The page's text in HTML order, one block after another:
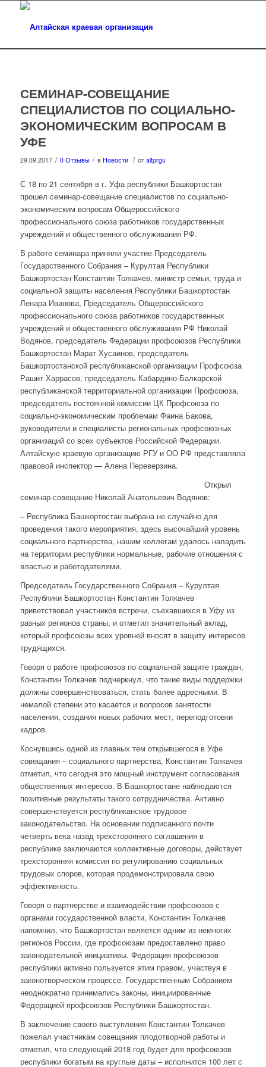
СЕМИНАР-СОВЕЩАНИЕ
СПЕЦИАЛИСТОВ ПО СОЦИАЛЬНО-
ЭКОНОМИЧЕСКИМ ВОПРОСАМ В
УФЕ
29.09.2017 / 0 Отзывы / в Новости / от altprgu
С 18 по 21 сентября в г. Уфа республики Башкортостан
прошел семинар-совещание специалистов по социально-
экономическим вопросам Общероссийского
профессионального союза работников государственных
учреждений и общественного обслуживания РФ.
В работе семинара приняли участие Председатель
Государственного Собрания – Курултая Республики
Башкортостан Константин Толкачев, министр семьи, труда и
социальной защиты населения Республики Башкортостан
Ленара Иванова, Председатель Общероссийского
профессионального союза работников государственных
учреждений и общественного обслуживания РФ Николай
Водянов, председатель Федерации профсоюзов Республики
Башкортостан Марат Хусаинов, председатель
Башкортостанской республиканской организации Профсоюза
Рашит Харрасов, председатель Кабардино-Балкарской
республиканской территориальной организации Профсоюза,
председатель постоянной комиссии ЦК Профсоюза по
социально-экономическим проблемам Фаина Бакова,
руководители и специалисты региональных профсоюзных
организаций со всех субъектов Российской Федерации.
Алтайскую краевую организацию РГУ и ОО РФ представляла
правовой инспектор — Алена Переверзина.
Открыл
семинар-совещание Николай Анатольевич Водянов:
– Республика Башкортостан выбрана не случайно для
проведения такого мероприятия, здесь высочайший уровень
социального партнерства, нашим коллегам удалось наладить
на территории республики нормальные, рабочие отношения с
властью и работодателями.
Председатель Государственного Собрания – Курултая
Республики Башкортостан Константин Толкачев
приветствовал участников встречи, съехавшихся в Уфу из
разных регионов страны, и отметил значительный вклад,
который профсоюзы всех уровней вносят в защиту интересов
трудящихся.
Говоря о работе профсоюзов по социальной защите граждан,
Константин Толкачев подчеркнул, что такие виды поддержки
должны совершенствоваться, стать более адресными. В
немалой степени это касается и вопросов занятости
населения, создания новых рабочих мест, переподготовки
кадров.
Коснувшись одной из главных тем открывшегося в Уфе
совещания – социального партнерства, Константин Толкачев
отметил, что сегодня это мощный инструмент согласования
общественных интересов. В Башкортостане наблюдаются
позитивные результаты такого сотрудничества. Активно
совершенствуется республиканское трудовое
законодательство. На основании подписанного почти
четверть века назад трехстороннего соглашения в
республике заключаются коллективные договоры, действует
трехсторонняя комиссия по регулированию социальных
трудовых споров, которая продемонстрировала свою
эффективность.
Говоря о партнерстве и взаимодействии профсоюзов с
органами государственной власти, Константин Толкачев
напомнил, что Башкортостан является одним из немногих
регионов России, где профсоюзам предоставлено право
законодательной инициативы. Федерация профсоюзов
республики активно пользуется этим правом, участвуя в
законотворческом процессе. Государственным Собранием
неоднократно принимались законы, инициированные
Федерацией профсоюзов Республики Башкортостан.
В заключение своего выступления Константин Толкачев
пожелал участникам совещания плодотворной работы и
отметил, что следующий 2018 год будет для профсоюзов
республики богатым на круглые даты – исполнится 100 лет с